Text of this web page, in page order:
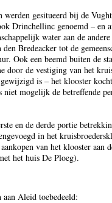
werden gesitueerd bij de
Drinchellinc genoemd – en
water aan de
Bredeacker tot de
Ook een beemd buiten de
door de vestiging van het
is – het klooster
niet mogelijk de betreffende
en de derde portie
in het
van het klooster aan
het huis De Ploeg).
Aleid toebedeeld: